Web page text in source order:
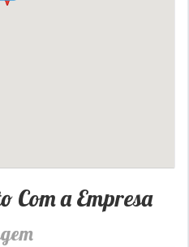
Com a Empresa